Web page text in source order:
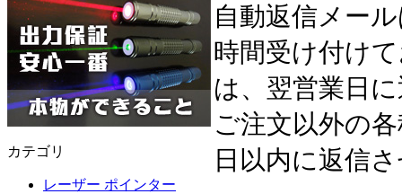
カテゴリ
レーザー ポインター
自動返信メー
時間受け付け
は、翌営業日
ご注文以外の
日以内に返信